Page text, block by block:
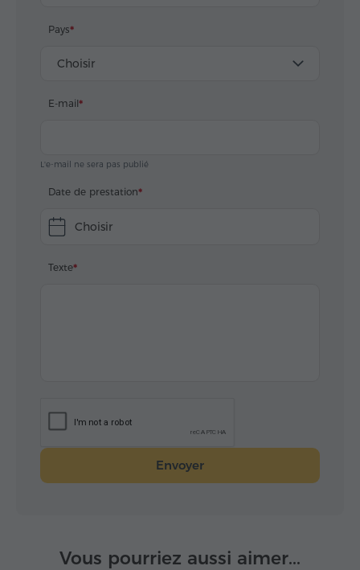
друзьям и знакомым обращаться в Hyur)
Pays
Choisir
E-mail
L'e-mail ne sera pas publié
Date de prestation
Choisir
Texte
Envoyer
Vous pourriez aussi aimer...